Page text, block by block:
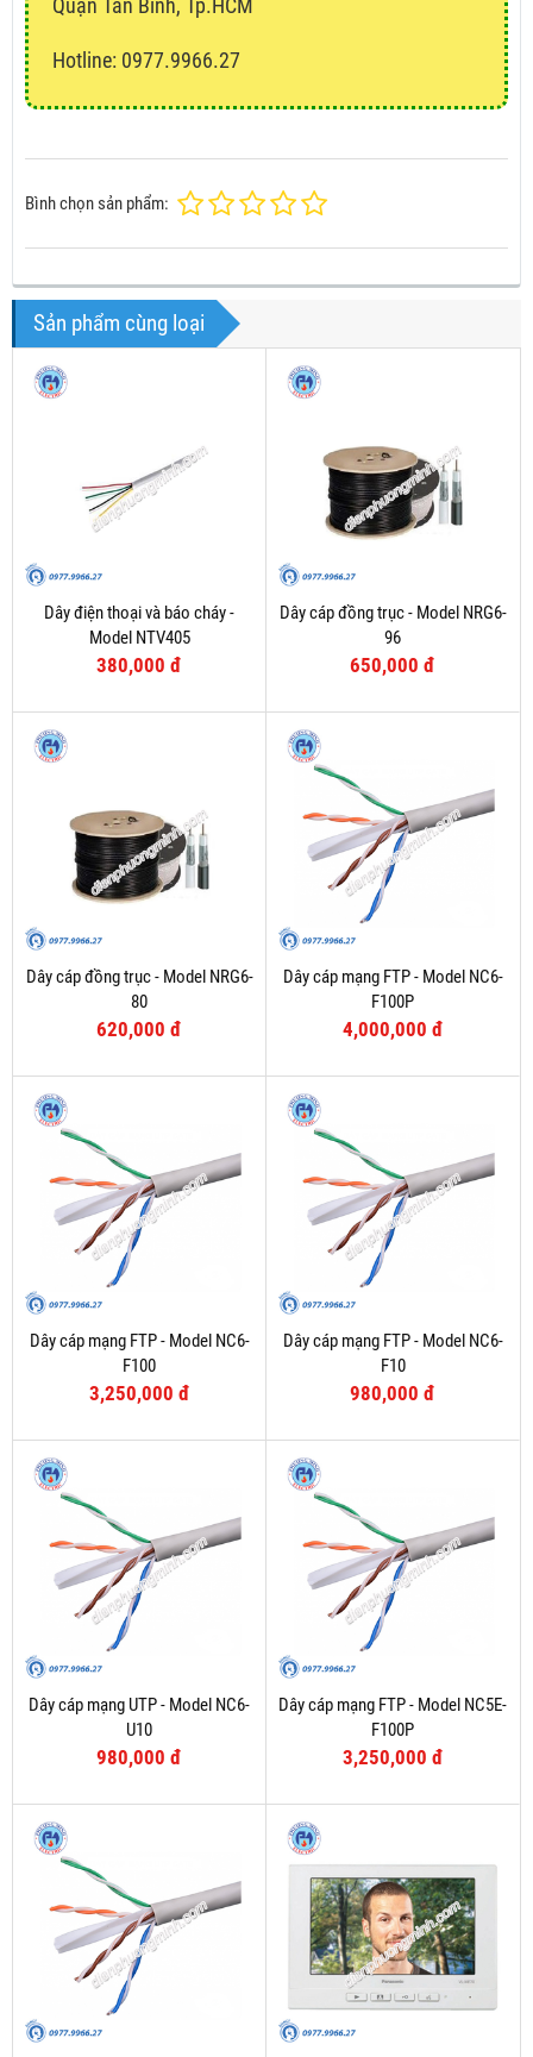
Quận Tân Bình, Tp.HCM
Hotline: 0977.9966.27
Bình chọn sản phẩm:
Sản phẩm cùng loại
Dây điện thoại và báo cháy -
Model NTV405
380,000 đ
Dây cáp đồng trục - Model NRG6-
96
650,000 đ
Dây cáp đồng trục - Model NRG6-
80
620,000 đ
Dây cáp mạng FTP - Model NC6-
F100P
4,000,000 đ
Dây cáp mạng FTP - Model NC6-
F100
3,250,000 đ
Dây cáp mạng FTP - Model NC6-
F10
980,000 đ
Dây cáp mạng UTP - Model NC6-
U10
980,000 đ
Dây cáp mạng FTP - Model NC5E-
F100P
3,250,000 đ